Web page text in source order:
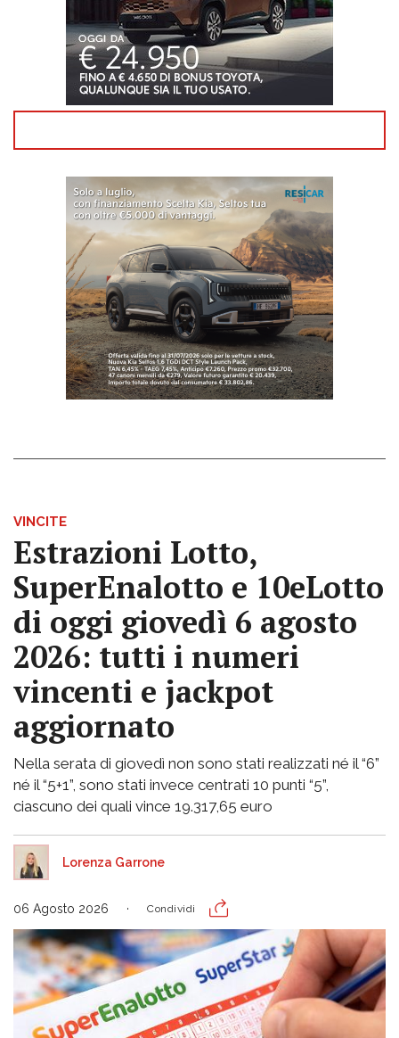
VINCITE
Estrazioni Lotto,
SuperEnalotto e 10eLotto
di oggi giovedì 6 agosto
2026: tutti i numeri
vincenti e jackpot
aggiornato
Nella serata di giovedì non sono stati realizzati né il “6”
né il “5+1”, sono stati invece centrati 10 punti “5”,
ciascuno dei quali vince 19.317,65 euro
Lorenza Garrone
06 Agosto 2026 Condividi